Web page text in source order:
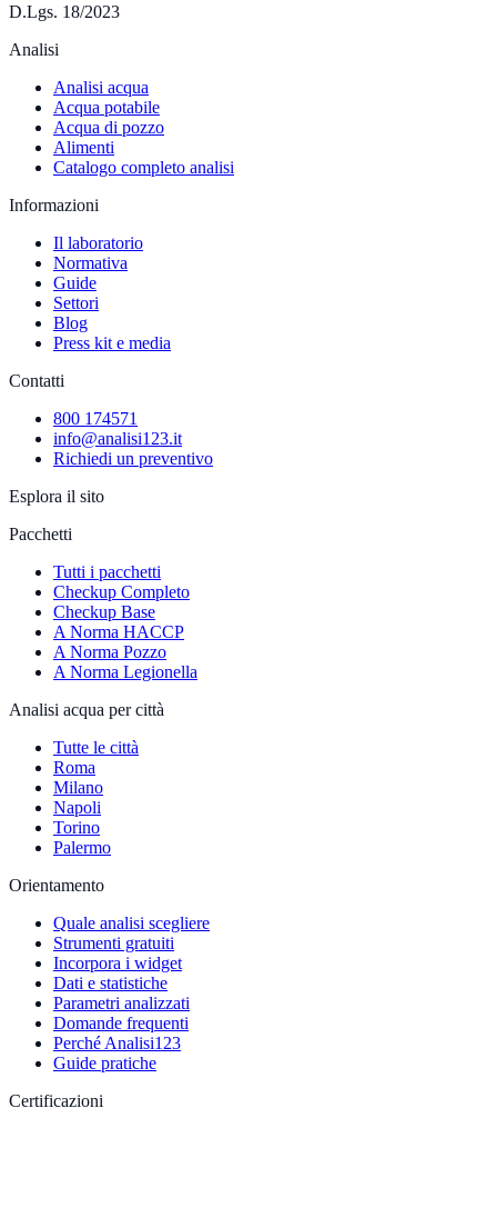
D.Lgs. 18/2023
Analisi
Analisi acqua
Acqua potabile
Acqua di pozzo
Alimenti
Catalogo completo analisi
Informazioni
Il laboratorio
Normativa
Guide
Settori
Blog
Press kit e media
Contatti
800 174571
info@analisi123.it
Richiedi un preventivo
Esplora il sito
Pacchetti
Tutti i pacchetti
Checkup Completo
Checkup Base
A Norma HACCP
A Norma Pozzo
A Norma Legionella
Analisi acqua per città
Tutte le città
Roma
Milano
Napoli
Torino
Palermo
Orientamento
Quale analisi scegliere
Strumenti gratuiti
Incorpora i widget
Dati e statistiche
Parametri analizzati
Domande frequenti
Perché Analisi123
Guide pratiche
Certificazioni